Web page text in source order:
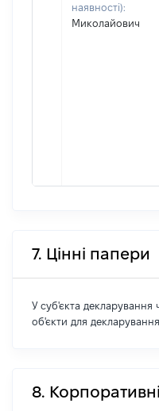
наявності):
Миколайович
7. Цінні папери
У суб'єкта декларування
об'єкти для
8.